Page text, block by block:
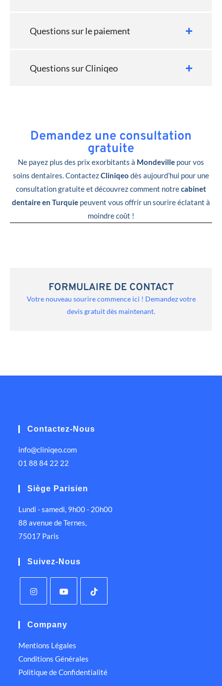
Questions sur le paiement
Questions sur Cliniqeo
Demandez une consultation
gratuite
Ne payez plus des prix exorbitants à Mondeville pour vos
soins dentaires. ContactezCliniqeo dès aujourd’hui pour une
consultation gratuite et découvrez comment notrecabinet
dentaire en Turquie peuvent vous offrir un sourire éclatant à
moindre coût !
FORMULAIRE DE CONTACT
Votre nouveau sourire commence ici ! Demandez votre
devis gratuit dès maintenant.
Contactez-Nous
info@cliniqeo.com
01 88 84 22 22
Siège Parisien
Lundi - samedi, 9h00 - 20h00
88 avenue de Ternes,
75017 Paris
Suivez-Nous
Company
Mentions Légales
Conditions Générales
Politique de Confidentialité